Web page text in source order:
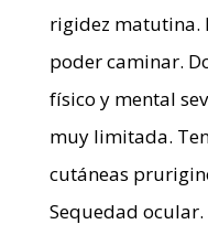
rigidez matutina.
poder caminar.
físico y mental
muy limitada.
cutáneas
Sequedad